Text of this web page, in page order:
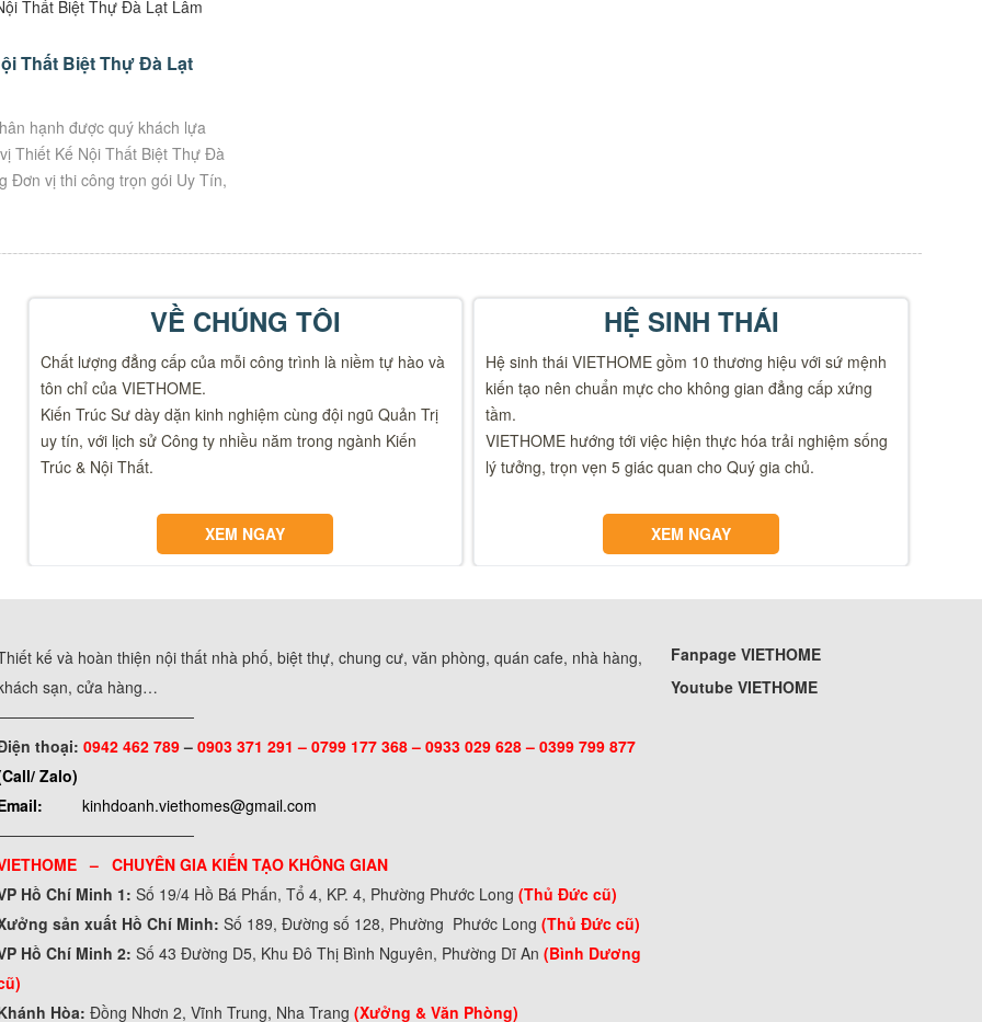
Thất Biệt Thự Đà Lạt
hạnh được quý khách lựa
Thiết Kế Nội Thất Biệt Thự Đà
Đơn vị thi công trọn gói Uy Tín,
VỀ CHÚNG TÔI
Chất lượng đẳng cấp của mỗi công trình là niềm tự hào và
tôn chỉ của VIETHOME.
Kiến Trúc Sư dày dặn kinh nghiệm cùng đội ngũ Quản Trị
uy tín, với lịch sử Công ty nhiều năm trong ngành Kiến
Trúc & Nội Thất.
XEM NGAY
HỆ SINH THÁI
Hệ sinh thái VIETHOME gồm 10 thương hiệu với sứ mệnh
kiến tạo nên chuẩn mực cho không gian đẳng cấp xứng
tầm.
VIETHOME hướng tới việc hiện thực hóa trải nghiệm sống
lý tưởng, trọn vẹn 5 giác quan cho Quý gia chủ.
XEM NGAY
kế và hoàn thiện nội thất nhà phố, biệt thự, chung cư, văn phòng, quán cafe, nhà hàng,
sạn, cửa hàng…
thoại:0942 462 789–0903 371 291 –0799 177 368 – 0933 029 628 – 0399 799 877
Zalo)
kinhdoanh.viethomes@gmail.com
– CHUYÊN GIA KIẾN TẠO KHÔNG GIAN
Hồ Chí Minh 1: Số 19/4 Hồ Bá Phấn, Tổ 4, KP. 4, Phường Phước Long(Thủ Đức cũ)
sản xuất Hồ Chí Minh: Số 189, Đường số 128, Phường Phước Long(Thủ Đức cũ)
Hồ Chí Minh 2: Số 43 Đường D5, Khu Đô Thị Bình Nguyên, Phường Dĩ An (Bình Dương
Hòa:Đồng Nhơn 2, Vĩnh Trung, Nha Trang (Xưởng & Văn Phòng)
Fanpage VIETHOME
Youtube VIETHOME